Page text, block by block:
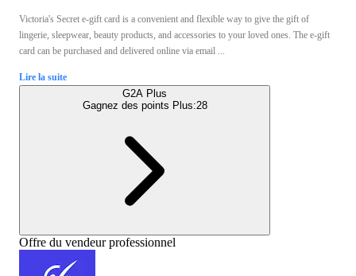
Victoria's Secret e-gift card is a convenient and flexible way to give the gift of
lingerie, sleepwear, beauty products, and accessories to your loved ones. The e-gift
card can be purchased and delivered online via email ...
Lire la suite
G2A Plus
Gagnez des points Plus:28
Offre du vendeur professionnel